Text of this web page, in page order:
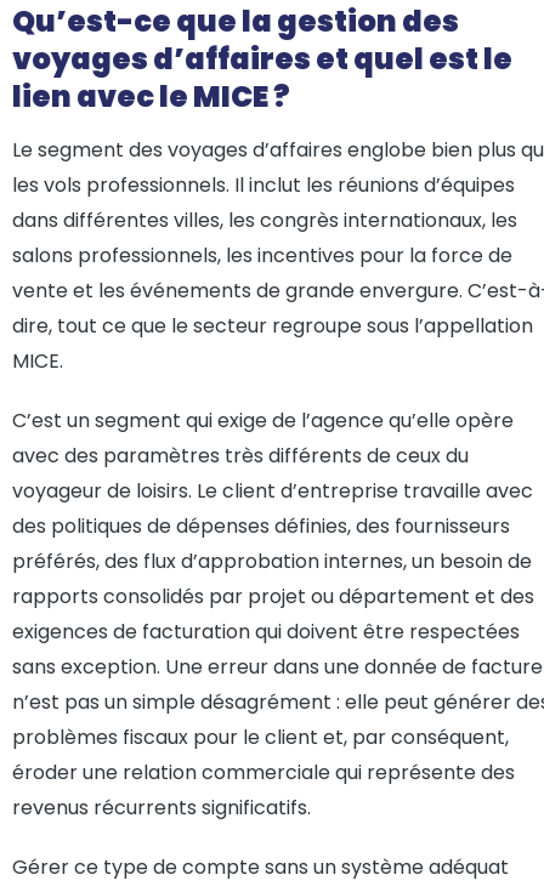
Qu’est-ce que la gestion des
voyages d’affaires et quel est le
lien avec le MICE ?
Le segment des voyages d’affaires englobe bien plus
les vols professionnels. Il inclut les réunions d’équipes
dans différentes villes, les congrès internationaux, les
salons professionnels, les incentives pour la force de
vente et les événements de grande envergure. C’est-
dire, tout ce que le secteur regroupe sous l’appellation
MICE.
C’est un segment qui exige de l’agence qu’elle opère
avec des paramètres très différents de ceux du
voyageur de loisirs. Le client d’entreprise travaille avec
des politiques de dépenses définies, des fournisseurs
préférés, des flux d’approbation internes, un besoin de
rapports consolidés par projet ou département et des
exigences de facturation qui doivent être respectées
sans exception. Une erreur dans une donnée de facture
n’est pas un simple désagrément : elle peut générer
problèmes fiscaux pour le client et, par conséquent,
éroder une relation commerciale qui représente des
revenus récurrents significatifs.
Gérer ce type de compte sans un système adéquat